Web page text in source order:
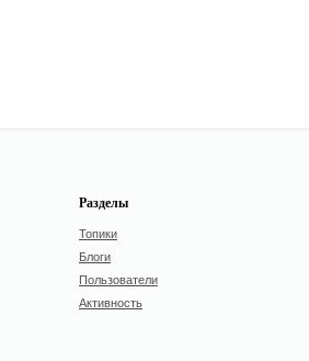
Разделы
Топики
Блоги
Пользователи
Активность